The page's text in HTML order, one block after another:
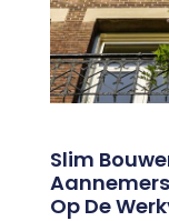
Slim
Op De